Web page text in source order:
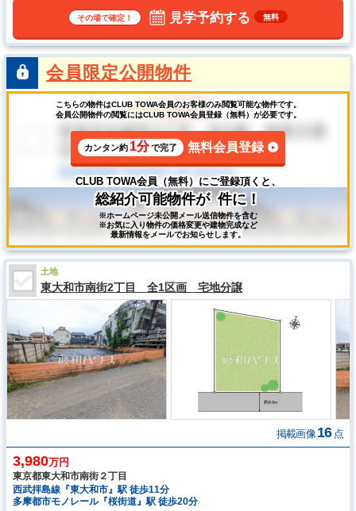
その場で確定！ 見学予約する 無料
会員限定公開物件
こちらの物件はCLUB TOWA会員のお客様のみ閲覧可能な物件です。
会員公開物件の閲覧にはCLUB TOWA会員登録（無料）が必要です。
カンタン約 1分で完了 無料会員登録
CLUB TOWA会員（無料）にご登録頂くと、
総紹介可能物件が 件に！
※ホームページ未公開メール送信物件を含む
※お気に入り物件の価格変更や建物完成など
最新情報をメールでお知らせします。
土地
東大和市南街2丁目 全1区画 宅地分譲
掲載画像 16 点
3,980万円
東京都東大和市南街２丁目
西武拝島線『東大和市』駅 徒歩11分
多摩都市モノレール『桜街道』駅 徒歩20分